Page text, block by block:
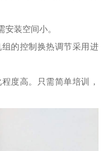
装空间小。
的控制换热调节采用进
度高。只需简单培训，